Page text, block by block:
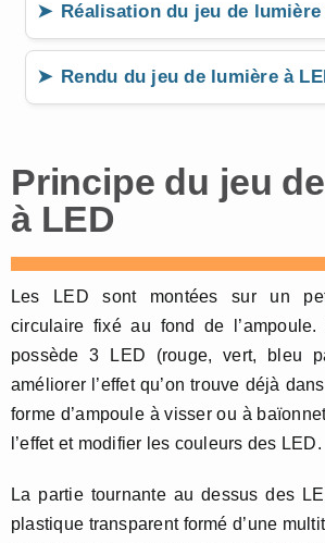
Réalisation du jeu de lumière
Rendu du jeu de lumière à
Principe du jeu
à LED
Les LED sont montées sur un
circulaire fixé au fond de
possède 3 LED (rouge, vert, bleu
améliorer l’effet qu’on trouve déjà
forme d’ampoule à visser ou à
l’effet et modifier les couleurs des LED.
La partie tournante au dessus des
plastique transparent formé d’une